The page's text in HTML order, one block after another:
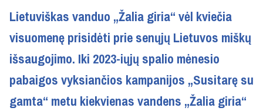
Lietuviškas vanduo „Žalia giria“ vėl kviečia
visuomenę prisidėti prie senųjų Lietuvos miškų
išsaugojimo. Iki 2023-iųjų spalio mėnesio
pabaigos vyksiančios kampanijos „Susitarę su
gamta“ metu kiekvienas vandens „Žalia giria“